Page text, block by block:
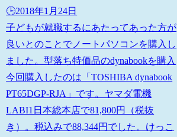
🕒️2018年1月24日
子どもが就職するにあたってあった方が
良いとのことでノートパソコンを購入し
ました。型落ち特価品のdynabookを購入
今回購入したのは「TOSHIBA dynabook
PT65DGP-RJA」です。ヤマダ電機
LABI1日本総本店で81,800円（税抜
き）。税込みで88,344円でした。けっこ